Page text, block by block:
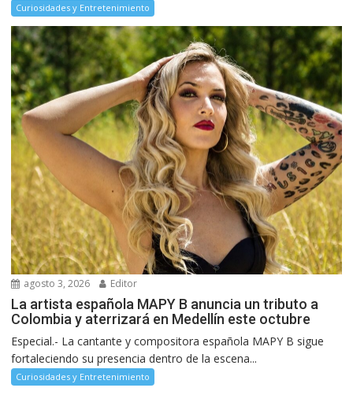
Curiosidades y Entretenimiento
agosto 3, 2026 Editor
La artista española MAPY B anuncia un tributo a
Colombia y aterrizará en Medellín este octubre
Especial.- La cantante y compositora española MAPY B sigue
fortaleciendo su presencia dentro de la escena...
Curiosidades y Entretenimiento